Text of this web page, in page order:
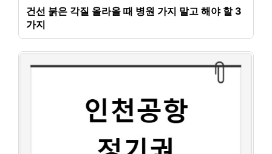
건선 붉은 각질 올라올 때 병원 가지 말고 해야 할 3
가지